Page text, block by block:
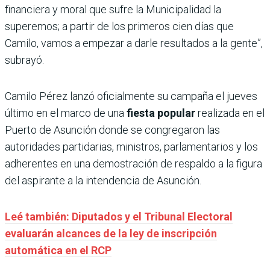
financiera y moral que sufre la Municipalidad la
superemos; a partir de los primeros cien días que
Camilo, vamos a empezar a darle resultados a la gente”,
subrayó.
Camilo Pérez lanzó oficialmente su campaña el jueves
último en el marco de unafiesta popularrealizada en el
Puerto de Asunción donde se congregaron las
autoridades partidarias, ministros, parlamentarios y los
adherentes en una demostración de respaldo a la figura
del aspirante a la intendencia de Asunción.
Leé también: Diputados y el Tribunal Electoral
evaluarán alcances de la ley de inscripción
automática en el RCP